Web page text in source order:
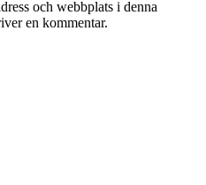
och webbplats i denna
en kommentar.